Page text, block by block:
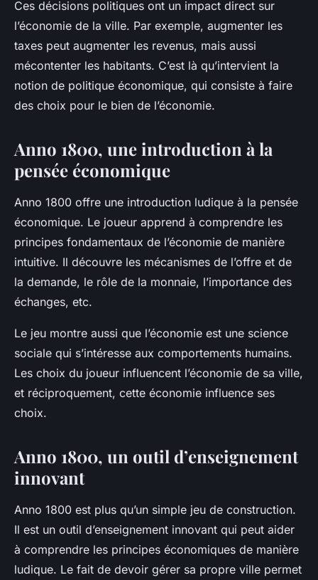
Ces décisions politiques ont un impact direct sur
l’économie de la ville. Par exemple, augmenter les
taxes peut augmenter les revenus, mais aussi
mécontenter les habitants. C’est là qu’intervient la
notion de politique économique, qui consiste à faire
des choix pour le bien de l’économie.
Anno 1800, une introduction à la
pensée économique
Anno 1800 offre une introduction ludique à la pensée
économique. Le joueur apprend à comprendre les
principes fondamentaux de l’économie de manière
intuitive. Il découvre les mécanismes de l’offre et de
la demande, le rôle de la monnaie, l’importance des
échanges, etc.
Le jeu montre aussi que l’économie est une science
sociale qui s’intéresse aux comportements humains.
Les choix du joueur influencent l’économie de sa ville,
et réciproquement, cette économie influence ses
choix.
Anno 1800, un outil d’enseignement
innovant
Anno 1800 est plus qu’un simple jeu de construction.
Il est un outil d’enseignement innovant qui peut aider
à comprendre les principes économiques de manière
ludique. Le fait de devoir gérer sa propre ville permet